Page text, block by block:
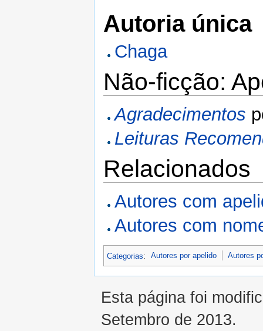
Autoria única
Chaga
Não-ficção:
Agradecimentos
Leituras
Relacionados
Autores com
Autores com
Categorias: Autores por apelido Autores
Esta página foi
Setembro de 2013.